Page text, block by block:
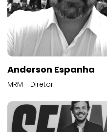
Anderson Espanha
MRM - Diretor